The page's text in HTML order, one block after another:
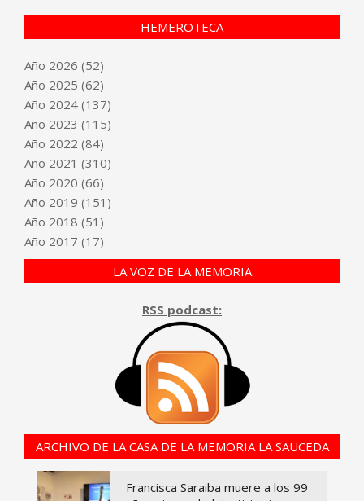
HEMEROTECA
Año 2026 (52)
Año 2025 (62)
Año 2024 (137)
Año 2023 (115)
Año 2022 (84)
Año 2021 (310)
Año 2020 (66)
Año 2019 (151)
Año 2018 (51)
Año 2017 (17)
LA VOZ DE LA MEMORIA
RSS podcast:
ARCHIVO DE LA CASA DE LA MEMORIA LA SAUCEDA
Francisca Saraiba muere a los 99